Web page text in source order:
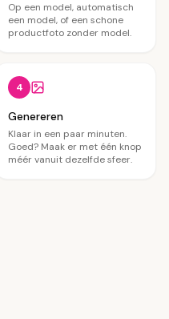
Op een model, automatisch
een model, of een schone
productfoto zonder model.
4
Genereren
Klaar in een paar minuten.
Goed? Maak er met één knop
méér vanuit dezelfde sfeer.